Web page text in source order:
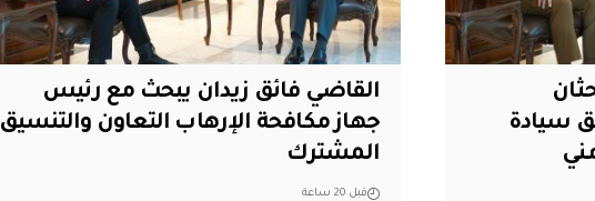
سيادة
القاضي فائق زيدان يبحث مع رئيس
جهاز مكافحة الإرهاب التعاون والتنسيق
المشترك
قبل 20 ساعة